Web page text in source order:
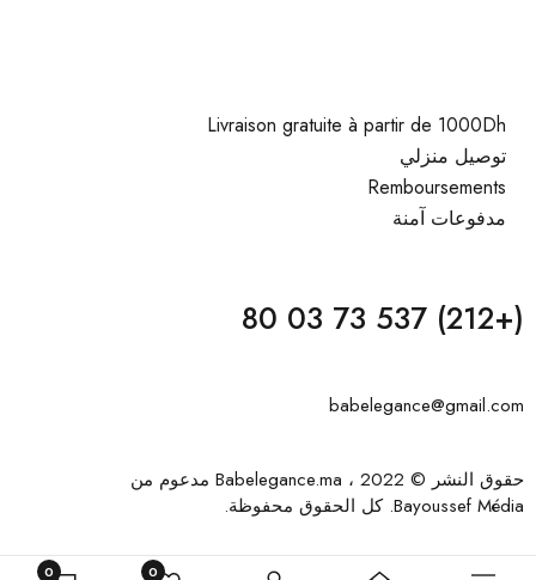
0
0
Livraison gratuite à partir de 1000Dh
توصيل منزلي
Remboursements
مدفوعات آمنة
(+212) 537 73 03 80
babelegance@gmail.com
حقوق النشر © 2022 ، Babelegance.ma مدعوم من
Bayoussef Média. كل الحقوق محفوظة.